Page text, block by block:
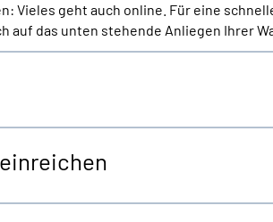
Vieles geht auch online. Für eine
das unten stehende Anliegen Ihrer